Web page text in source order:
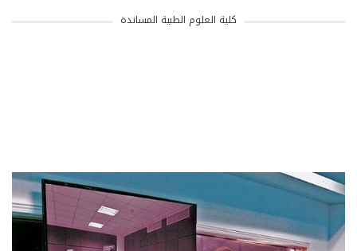
كلية العلوم الطبية المساندة